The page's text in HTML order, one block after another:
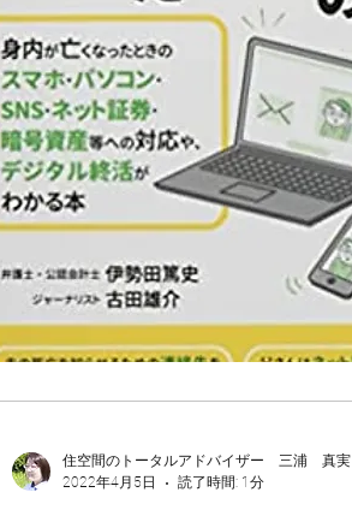
住空間のトータルアドバイザー 三浦 真実
2022年4月5日
読了時間: 1分